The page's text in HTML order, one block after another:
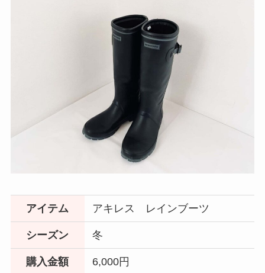
アイテム アキレス レインブーツ
シーズン 冬
購入金額 6,000円